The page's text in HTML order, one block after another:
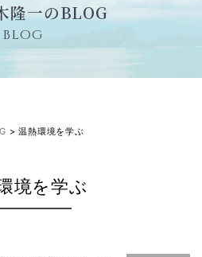
隆一のBLOG
BLOG
>温熱環境を学ぶ
境を学ぶ